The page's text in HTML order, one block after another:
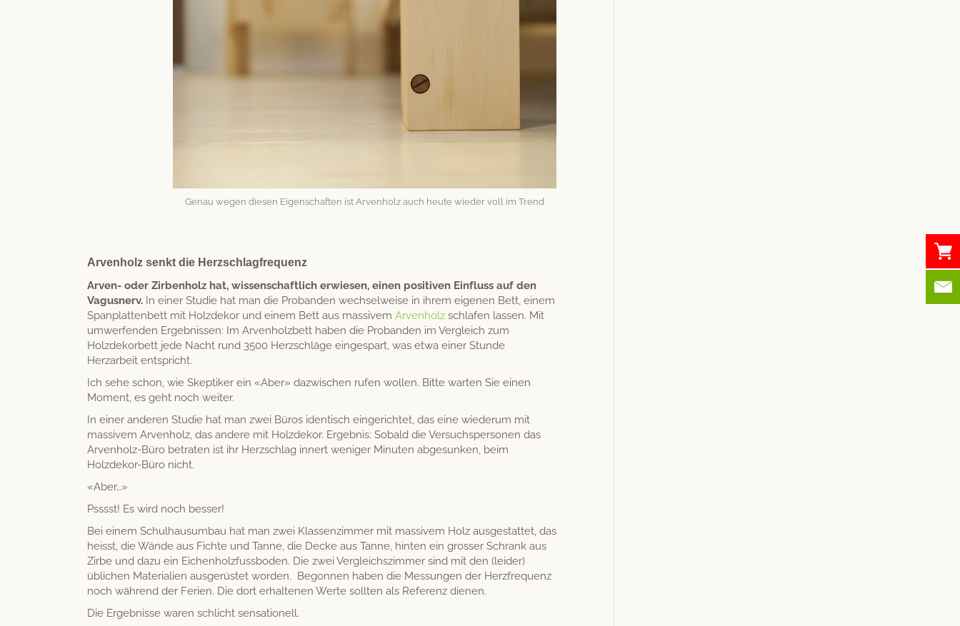
Genau wegen diesen Eigen­schaften ist Arven­holz auch heute wieder voll im Trend
Arvenholz senkt die Herzschlagfrequenz
Arven- oder Zir­ben­holz hat, wis­senschaftlich erwiesen, einen pos­i­tiv­en Ein­fluss auf den
Vagus­nerv. In ein­er Studie hat man die Proban­den wech­sel­weise in ihrem eige­nen Bett, einem
Span­plat­ten­bett mit Holzdekor und einem Bett aus mas­sivem Arven­holz schlafen lassen. Mit
umw­er­fend­en Ergeb­nis­sen: Im Arven­holz­bett haben die Proban­den im Ver­gle­ich zum
Holzdeko­r­bett jede Nacht rund 3500 Herz­schläge einges­part, was etwa ein­er Stunde
Herzarbeit entspricht.
Ich sehe schon, wie Skep­tik­er ein «Aber» dazwis­chen rufen wollen. Bitte warten Sie einen
Moment, es geht noch weiter.
In ein­er anderen Studie hat man zwei Büros iden­tisch ein­gerichtet, das eine wiederum mit
mas­sivem Arven­holz, das andere mit Holzdekor. Ergeb­nis: Sobald die Ver­suchsper­so­n­en das
Arven­holz-Büro betrat­en ist ihr Herz­schlag innert weniger Minuten abge­sunken, beim
Holzdekor-Büro nicht.
«Aber…»
Psssst! Es wird noch besser!
Bei einem Schul­hausum­bau hat man zwei Klassen­z­im­mer mit mas­sivem Holz aus­ges­tat­tet, das
heisst, die Wände aus Fichte und Tanne, die Decke aus Tanne, hin­ten ein gross­er Schrank aus
Zirbe und dazu ein Eichen­holz­fuss­bo­den. Die zwei Ver­gle­ich­sz­im­mer sind mit den (lei­der)
üblichen Mate­ri­alien aus­gerüstet wor­den. Begonnen haben die Mes­sun­gen der Herzfre­quenz
noch während der Ferien. Die dort erhal­te­nen Werte soll­ten als Ref­erenz dienen.
Die Ergeb­nisse waren schlicht sensationell.